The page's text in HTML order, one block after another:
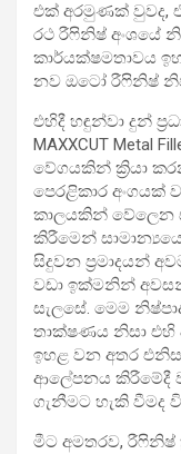
එක් අරමුණක් වුවද,
රථ රීෆිනිෂ් අංශයේ
කාර්යක්ෂමතාවය
නව ඔටෝ රීෆිනිෂ්
එහිදී හඳුන්වා දුන්
MAXXCUT Metal
වේගයකින් ක්‍රියා
පෙරළිකාර අංගයක්
කාලයකින් වේලෙන
කිරීමෙන්
සිදුවන ප්‍රමාදයන්
වඩා ඉක්මනින්
සැලසේ. මෙම
තාක්ෂණය නිසා එහි
ඉහළ වන අතර
ආලේපනය කිරීමේදී
ගැනීමට හැකි වීමද
මීට අමතරව, රීෆිනිෂ්